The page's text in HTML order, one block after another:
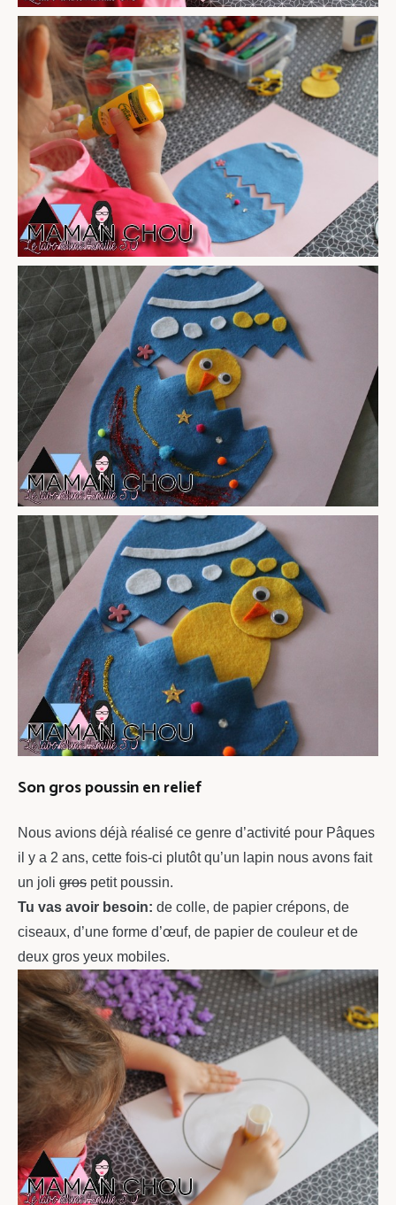
Son gros poussin en relief
Nous avions déjà réalisé ce genre d’activité pour Pâques
il y a 2 ans, cette fois-ci plutôt qu’un lapin nous avons fait
un joli gros petit poussin.
Tu vas avoir besoin: de colle, de papier crépons, de
ciseaux, d’une forme d’œuf, de papier de couleur et de
deux gros yeux mobiles.